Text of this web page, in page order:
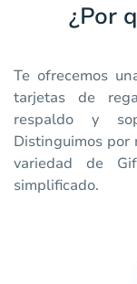
¿Por
Te ofrecemos
tarjetas de
respaldo y
Distinguimos por
variedad de
simplificado.